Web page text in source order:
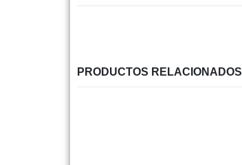
PRODUCTOS RELACIONADOS